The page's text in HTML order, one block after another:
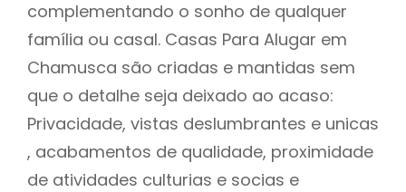
complementando o sonho de qualquer
família ou casal. Casas Para Alugar em
Chamusca são criadas e mantidas sem
que o detalhe seja deixado ao acaso:
Privacidade, vistas deslumbrantes e unicas
, acabamentos de qualidade, proximidade
de atividades culturias e socias e